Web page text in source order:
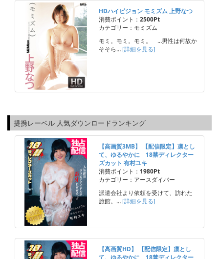
HDハイビジョン モミズム 上野なつ
消費ポイント： 2500Pt
カテゴリー：モミズム
モミ。モミ。モミ。 …男性は何故か
そそら… [詳細を見る]
提携レーベル 人気ダウンロードランキング
【高画質3MB】 【配信限定】凛とし
て、ゆるやかに 18禁ディレクター
ズカット 有村ユキ
消費ポイント： 1980Pt
カテゴリー：アースダイバー
派遣会社より依頼を受けて、訪れた
旅館。… [詳細を見る]
【高画質HD】 【配信限定】凛とし